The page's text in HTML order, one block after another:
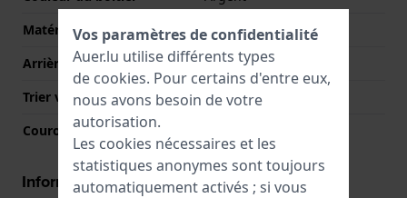
Matériau du boîtier arrière
Acier inoxydable
Arrière de Boitier
Couvercle à pression
Trier verre
Minéral
Couronne
Informations mouvement
Vos paramètres de confidentialité
Auer.lu utilise différents types
de cookies. Pour certains d'entre eux,
nous avons besoin de votre
autorisation.
Les cookies nécessaires et les
statistiques anonymes sont toujours
automatiquement activés ; si vous